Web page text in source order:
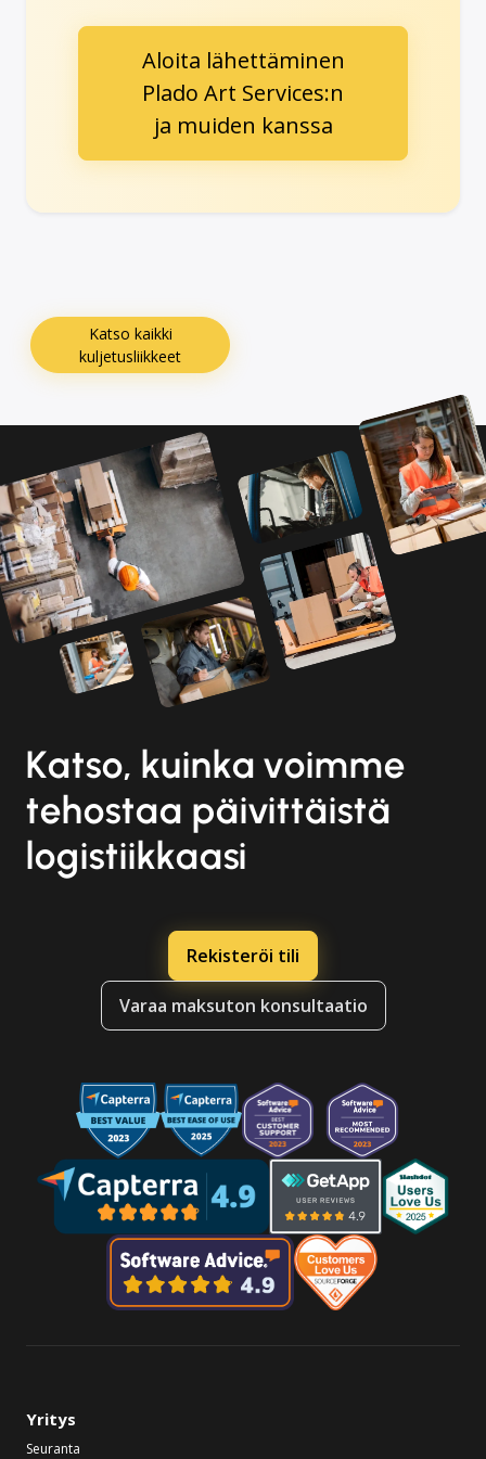
Aloita lähettäminen
Plado Art Services:n
ja muiden kanssa
Katso kaikki
kuljetusliikkeet
Katso, kuinka voimme
tehostaa päivittäistä
logistiikkaasi
Rekisteröi tili
Varaa maksuton konsultaatio
Yritys
Seuranta